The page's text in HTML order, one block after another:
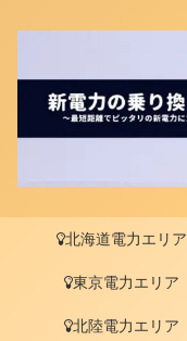
北海道電力エリア
東京電力エリア
北陸電力エリア